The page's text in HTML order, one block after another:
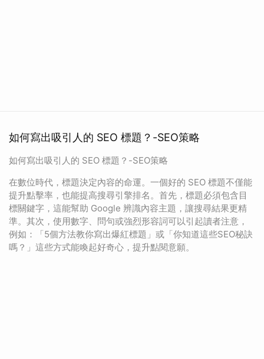
如何寫出吸引人的 SEO 標題？-SEO策略
如何寫出吸引人的 SEO 標題？-SEO策略
在數位時代，標題決定內容的命運。一個好的 SEO 標題不僅能
提升點擊率，也能提高搜尋引擎排名。首先，標題必須包含目
標關鍵字，這能幫助 Google 辨識內容主題，讓搜尋結果更精
準。其次，使用數字、問句或強烈形容詞可以引起讀者注意，
例如：「5個方法教你寫出爆紅標題」或「你知道這些SEO秘訣
嗎？」這些方式能喚起好奇心，提升點閱意願。